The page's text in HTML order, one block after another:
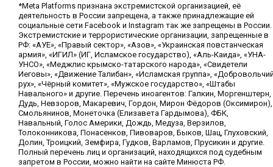
*Meta Platforms признана экстремистской организацией, её
деятельность в России запрещена, а также принадлежащие ей
социальные сети Facebook и Instagram так же запрещены в России.
Экстремистские и террористические организации, запрещенные в
РФ: «АУЕ», «Правый сектор», «Азов», «Украинская повстанческая
армия», «ИГИЛ» (ИГ, Исламское государство), «Аль-Каида», «УНА-
УНСО», «Меджлис крымско-татарского народа», «Свидетели
Иеговы», «Движение Талибан», «Исламская группа»,
рух», «Чёрный комитет», «Мужское государство», «Штабы
Навального» и другие. Перечень иноагентов: Галкин, Моргенштерн,
Дудь, Невзоров, Макаревич, Гордон, Мирон Фёдоров (Оксимирон),
Смольянинов, Монеточка (Елизавета Гардымова), ФБК,
Навальный, Голос Америки, Дождь, Медуза, Верзилов,
Толоконникова, Понасенков, Пивоваров, Быков, Шац, Глуховский,
Долин, Троицкий, Земфира, Гудков, Варламов, Прусикин и другие.
Полный перечень лиц и организаций, находящихся под судебным
запретом в России, можно найти на сайте Минюста РФ.